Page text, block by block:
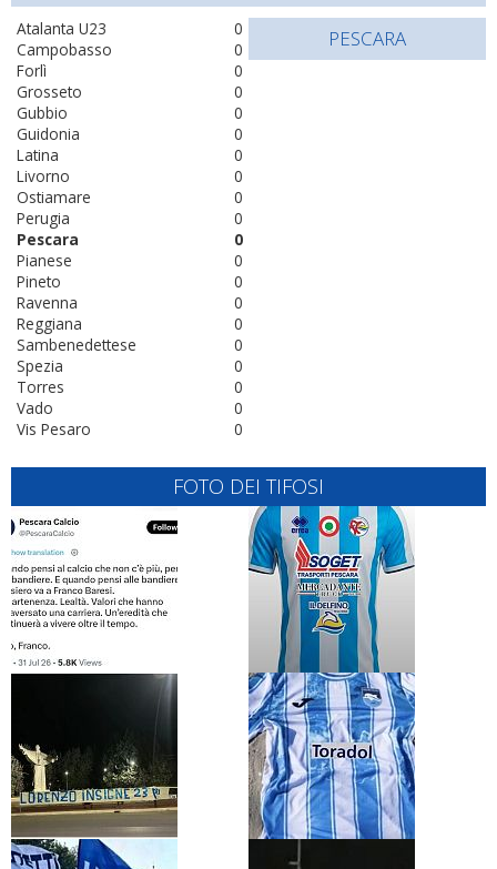
0
Atalanta U23
0
Campobasso
0
Forlì
0
Grosseto
0
Gubbio
0
Guidonia
0
Latina
0
Livorno
0
Ostiamare
0
Perugia
0
Pescara
0
Pianese
0
Pineto
0
Ravenna
0
Reggiana
0
Sambenedettese
0
Spezia
0
Torres
0
Vado
0
Vis Pesaro
PESCARA
FOTO DEI TIFOSI